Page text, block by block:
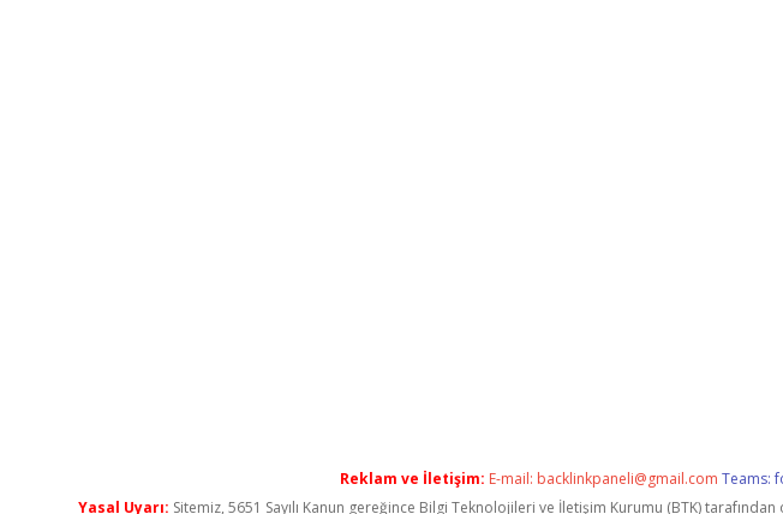
Reklam ve İletişim: E-mail: backlinkpaneli@gmail.com Teams:
Yasal Uyarı: Sitemiz, 5651 Sayılı Kanun gereğince Bilgi Teknolojileri ve İletişim Kurumu (BTK)